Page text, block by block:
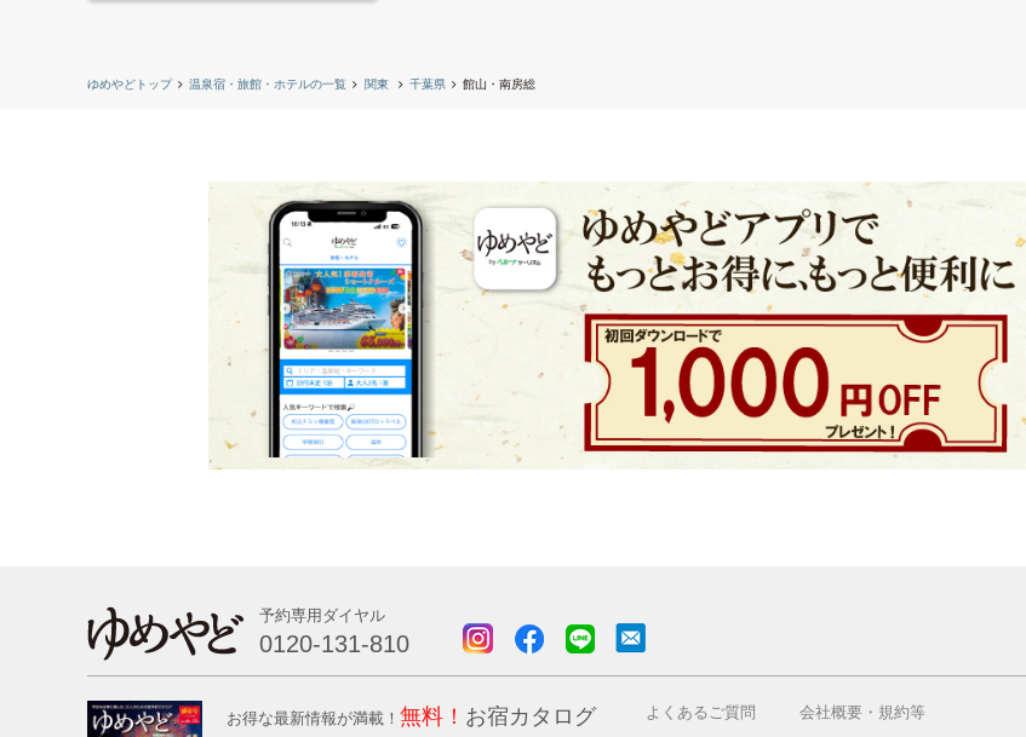
ゆめやどトップ 温泉宿・旅館・ホテルの一覧 関東 千葉県 館山・南房総
予約専用ダイヤル
0120-131-810
お得な最新情報が満載！ 無料！ お宿カタログ よくあるご質問 会社概要・規約等